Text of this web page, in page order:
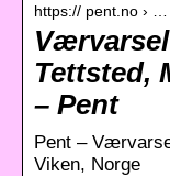
https:// pent.no › …
Tettsted,
– Pent
Pent –
Viken, Norge